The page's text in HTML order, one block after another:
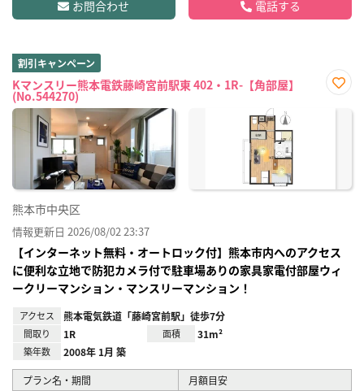
お問合わせ 電話する
割引キャンペーン
Kマンスリー熊本電鉄藤崎宮前駅東 402・1R-【角部屋】
(No.544270)
に入
熊本市中央区
情報更新日 2026/08/02 23:37
【インターネット無料・オートロック付】熊本市内へのアクセス
に便利な立地で防犯カメラ付で駐車場ありの家具家電付部屋ウィ
ークリーマンション・マンスリーマンション！
アクセス 熊本電気鉄道「藤崎宮前駅」徒歩7分
間取り 1R 面積 31m²
築年数 2008年 1月 築
プラン名・期間 月額目安